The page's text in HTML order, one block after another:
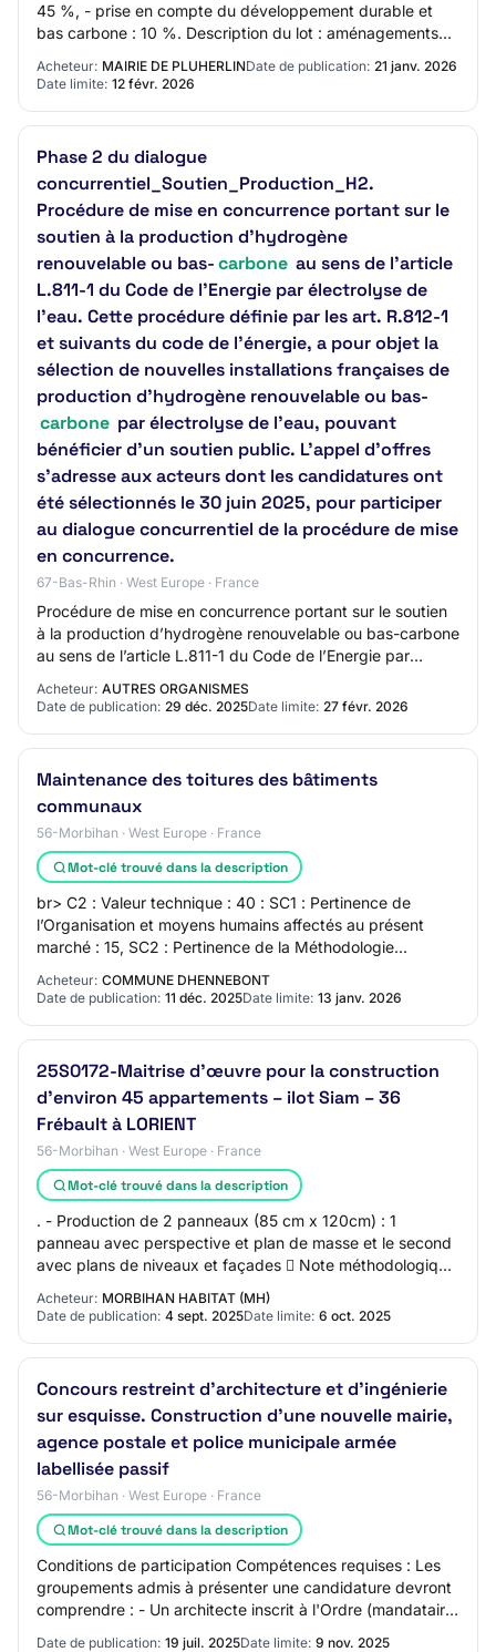
45 %, - prise en compte du développement durable et
bas carbone : 10 %. Description du lot : aménagements
Acheteur: MAIRIE DE PLUHERLINDate de publication: 21 janv. 2026
Date limite: 12 févr. 2026
Phase 2 du dialogue
concurrentiel_Soutien_Production_H2.
Procédure de mise en concurrence portant sur le
soutien à la production d’hydrogène
renouvelable ou bas-carbone au sens de l’article
L.811-1 du Code de l’Energie par électrolyse de
l’eau. Cette procédure définie par les art. R.812-1
et suivants du code de l’énergie, a pour objet la
sélection de nouvelles installations françaises de
production d’hydrogène renouvelable ou bas-
carbone par électrolyse de l'eau, pouvant
bénéficier d’un soutien public. L'appel d'offres
s'adresse aux acteurs dont les candidatures ont
été sélectionnés le 30 juin 2025, pour participer
au dialogue concurrentiel de la procédure de mise
en concurrence.
67-Bas-Rhin · West Europe · France
Procédure de mise en concurrence portant sur le soutien
à la production d’hydrogène renouvelable ou bas-carbone
au sens de l’article L.811-1 du Code de l’Energie par
Acheteur: AUTRES ORGANISMES
Date de publication: 29 déc. 2025Date limite: 27 févr. 2026
Maintenance des toitures des bâtiments
communaux
56-Morbihan · West Europe · France
Mot-clé trouvé dans la description
br> C2 : Valeur technique : 40 : SC1 : Pertinence de
l’Organisation et moyens humains affectés au présent
marché : 15, SC2 : Pertinence de la Méthodologie
Acheteur: COMMUNE DHENNEBONT
Date de publication: 11 déc. 2025Date limite: 13 janv. 2026
25S0172-Maitrise d'œuvre pour la construction
d’environ 45 appartements – ilot Siam – 36
Frébault à LORIENT
56-Morbihan · West Europe · France
Mot-clé trouvé dans la description
. - Production de 2 panneaux (85 cm x 120cm) : 1
panneau avec perspective et plan de masse et le second
avec plans de niveaux et façades  Note méthodologique
(15 points) détaillant notamment - Les p…
Acheteur: MORBIHAN HABITAT (MH)
Date de publication: 4 sept. 2025Date limite: 6 oct. 2025
Concours restreint d'architecture et d'ingénierie
sur esquisse. Construction d'une nouvelle mairie,
agence postale et police municipale armée
labellisée passif
56-Morbihan · West Europe · France
Mot-clé trouvé dans la description
Conditions de participation Compétences requises : Les
groupements admis à présenter une candidature devront
comprendre : - Un architecte inscrit à l'Ordre (mandataire
Date de publication: 19 juil. 2025Date limite: 9 nov. 2025